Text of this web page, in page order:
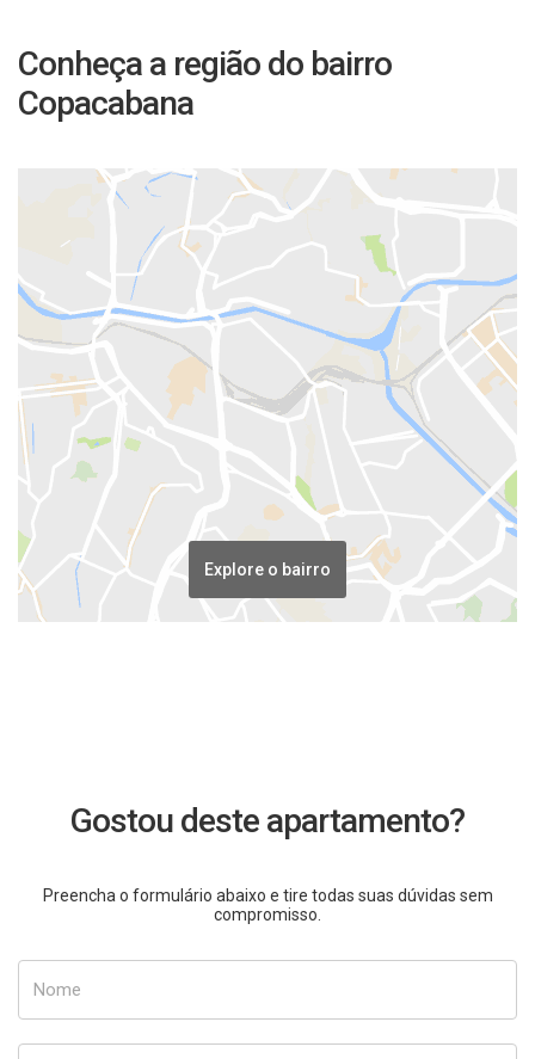
Conheça a região do bairro
Copacabana
Explore o bairro
Gostou deste apartamento?
Preencha o formulário abaixo e tire todas suas dúvidas sem
compromisso.